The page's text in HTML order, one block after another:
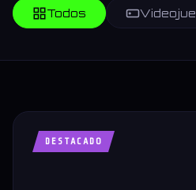
Todos
DESTACADO